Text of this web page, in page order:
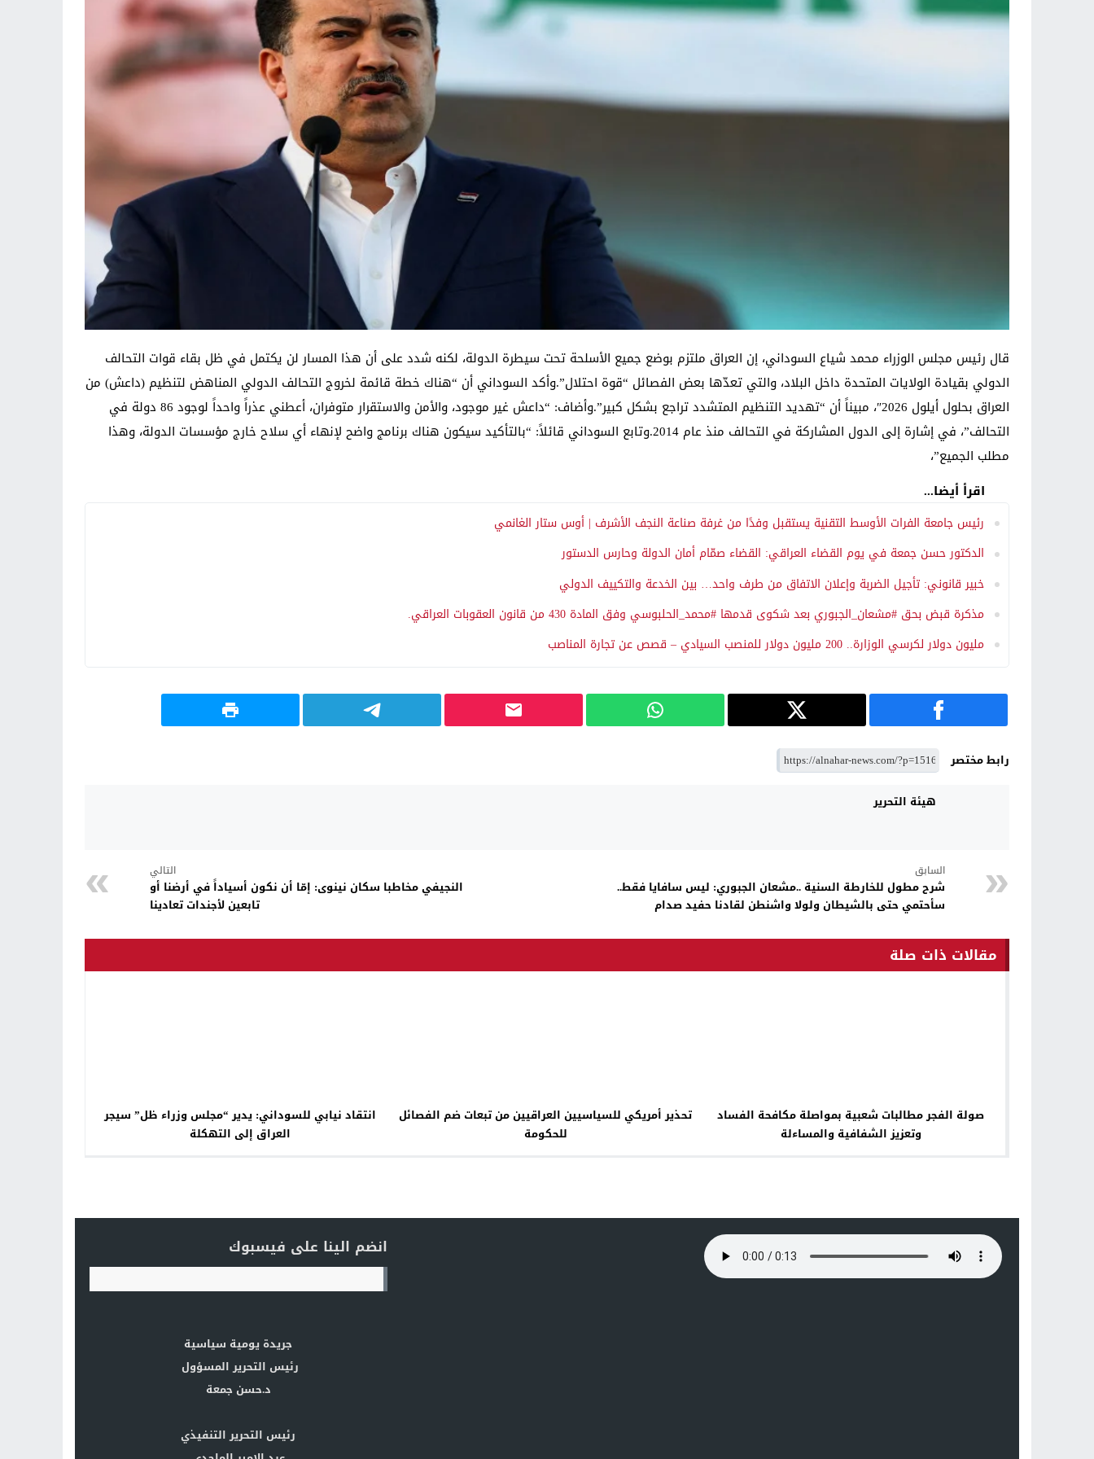
قال رئيس مجلس الوزراء محمد شياع السوداني، إن العراق ملتزم بوضع جميع الأسلحة تحت سيطرة الدولة، لكنه شدد على أن هذا المسار لن يكتمل في ظل بقاء قوات التحالف
الدولي بقيادة الولايات المتحدة داخل البلاد، والتي تعدّها بعض الفصائل “قوة احتلال”.وأكد السوداني أن “هناك خطة قائمة لخروج التحالف الدولي المناهض لتنظيم (داعش) من
العراق بحلول أيلول 2026″، مبيناً أن “تهديد التنظيم المتشدد تراجع بشكل كبير”.وأضاف: “داعش غير موجود، والأمن والاستقرار متوفران، أعطني عذراً واحداً لوجود 86 دولة في
التحالف”، في إشارة إلى الدول المشاركة في التحالف منذ عام 2014.وتابع السوداني قائلاً: “بالتأكيد سيكون هناك برنامج واضح لإنهاء أي سلاح خارج مؤسسات الدولة، وهذا
مطلب الجميع”،
اقرأ أيضا...
رئيس جامعة الفرات الأوسط التقنية يستقبل وفدًا من غرفة صناعة النجف الأشرف | أوس ستار الغانمي
الدكتور حسن جمعة في يوم القضاء العراقي: القضاء صمّام أمان الدولة وحارس الدستور
خبير قانوني: تأجيل الضربة وإعلان الاتفاق من طرف واحد… بين الخدعة والتكييف الدولي
مذكرة قبض بحق #مشعان_الجبوري بعد شكوى قدمها #محمد_الحلبوسي وفق المادة 430 من قانون العقوبات العراقي.
مليون دولار لكرسي الوزارة.. 200 مليون دولار للمنصب السيادي – قصص عن تجارة المناصب
رابط مختصر
هيئة التحرير
السابق
شرح مطول للخارطة السنية ..مشعان الجبوري: ليس سافايا فقط..
سأحتمي حتى بالشيطان ولولا واشنطن لقادنا حفيد صدام
التالي
النجيفي مخاطبا سكان نينوى: إمّا أن نكون أسياداً في أرضنا أو
تابعين لأجندات تعادينا
مقالات ذات صلة
صولة الفجر مطالبات شعبية بمواصلة مكافحة الفساد
وتعزيز الشفافية والمساءلة
تحذير أمريكي للسياسيين العراقيين من تبعات ضم الفصائل
للحكومة
انتقاد نيابي للسوداني: يدير “مجلس وزراء ظل” سيجر
العراق إلى التهكلة
انضم الينا على فيسبوك
جريدة يومية سياسية
رئيس التحرير المسؤول
د.حسن جمعة
رئيس التحرير التنفيذي